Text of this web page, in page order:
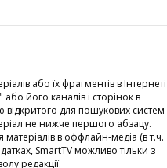
або їх фрагментів в Інтернеті
його каналів і сторінок в
для пошукових систем
не нижче першого абзацу.
в оффлайн-медіа (в т.ч.
SmartTV можливо тільки з
редакції.